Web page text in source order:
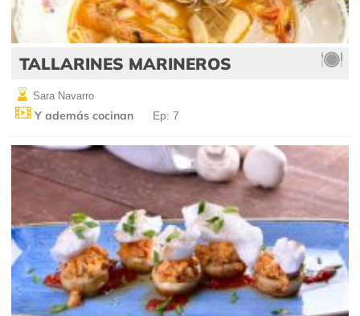
TALLARINES MARINEROS
Sara Navarro
Y además cocinan Ep: 7